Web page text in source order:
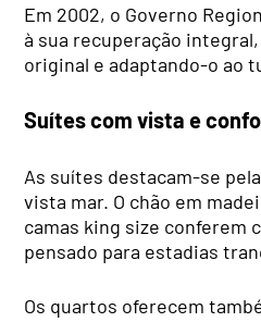
Em 2002, o Governo
à sua recuperação
original e adaptando-o ao
Suítes com vista e
As suítes destacam-se
vista mar. O chão em
camas king size conferem
pensado para estadias
Os quartos oferecem